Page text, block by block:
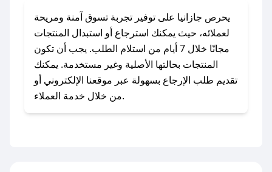
### كيف تحصل على كوبونات خصم حصرية من
جازانيا؟
للحصول على كوبونات وخصومات حصرية، قم بما
يلي:
- اضغط على أيقونة متابعة لمتجر جازانيا في تطبيق
صحصح.
يحرص جازانيا على توفير تجربة تسوق آمنة ومريحة
لعملائه، حيث يمكنك استرجاع أو استبدال المنتجات
مجانًا خلال 7 أيام من استلام الطلب. يجب أن تكون
المنتجات بحالتها الأصلية وغير مستخدمة. يمكنك
تقديم طلب الإرجاع بسهولة عبر موقعنا الإلكتروني أو
من خلال خدمة العملاء.